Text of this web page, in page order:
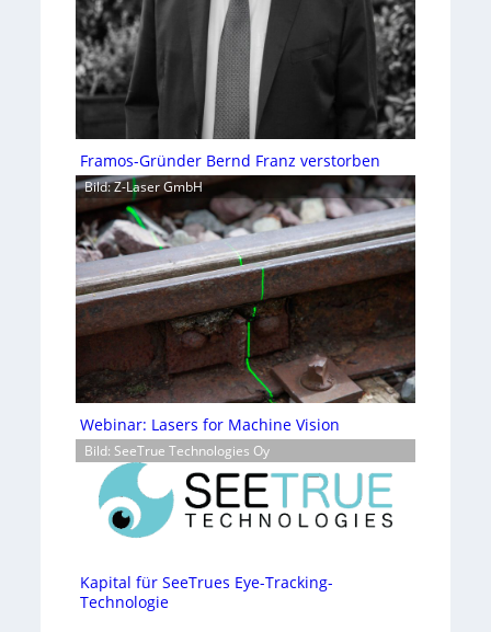
Framos-Gründer Bernd Franz verstorben
Bild: Z-Laser GmbH
Webinar: Lasers for Machine Vision
Bild: SeeTrue Technologies Oy
Kapital für SeeTrues Eye-Tracking-
Technologie